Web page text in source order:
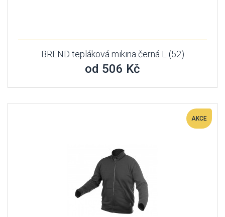
BREND tepláková mikina černá L (52)
od 506 Kč
AKCE